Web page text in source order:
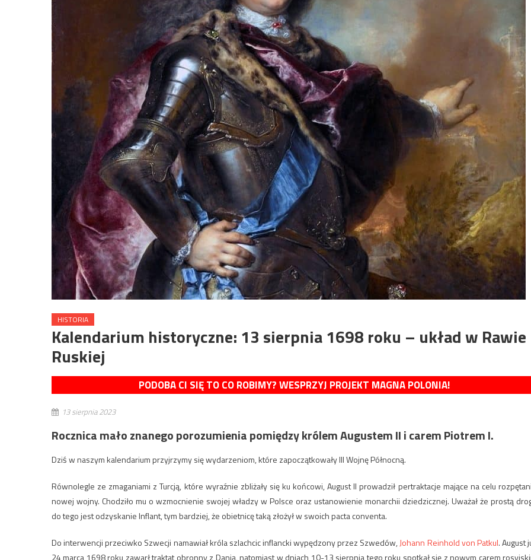
HISTORIA
Kalendarium historyczne: 13 sierpnia 1698 roku – układ w Rawie
Ruskiej
PODOBA CI SIĘ TO CO ROBIMY? WESPRZYJ PROJEKT MAGNA POLONIA!
13 sierpnia 2023
Rocznica mało znanego porozumienia pomiędzy królem Augustem II i carem Piotrem I.
Dziś w naszym kalendarium przyjrzymy się wydarzeniom, które zapoczątkowały III Wojnę Północną.
Równolegle ze zmaganiami z Turcją, które wyraźnie zbliżały się ku końcowi, August II prowadził pertraktacje mające na celu
nowej wojny. Chodziło mu o wzmocnienie swojej władzy w Polsce oraz ustanowienie monarchii dziedzicznej. Uważał że prostą
do tego jest odzyskanie Inflant, tym bardziej, że obietnicę taką złożył w swoich pacta conventa.
Do interwencji przeciwko Szwecji namawiał króla szlachcic inflancki wypędzony przez Szwedów,Johann Reinhold von Patkul. August
24 marca 1698 roku zawarł traktat obronny z Danią, natomiast w dniach 10-13 sierpnia tego roku spotkał się z nowym carem